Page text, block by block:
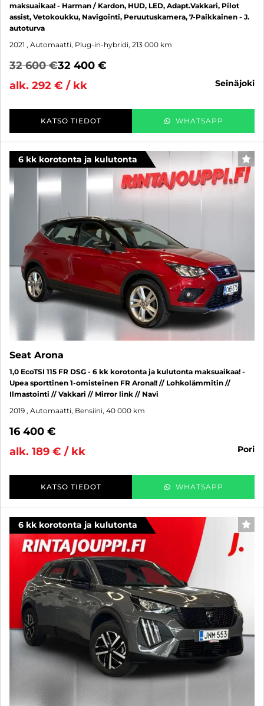
maksuaikaa! - Harman / Kardon, HUD, LED, Adapt.Vakkari, Pilot
assist, Vetokoukku, Navigointi, Peruutuskamera, 7-Paikkainen - J.
autoturva
2021 , Automaatti, Plug-in-hybridi, 213 000 km
32 600 €32 400 €
alk. 292 € / kk
seinäjoki
KATSO TIEDOT WHATSAPP
6 kk korotonta ja kulutonta
Seat Arona
1,0 EcoTSI 115 FR DSG - 6 kk korotonta ja kulutonta maksuaikaa! -
Upea sporttinen 1-omisteinen FR Arona!! // Lohkolämmitin //
Ilmastointi // Vakkari // Mirror link // Navi
2019 , Automaatti, Bensiini, 40 000 km
16 400 €
alk. 189 € / kk
pori
KATSO TIEDOT WHATSAPP
6 kk korotonta ja kulutonta